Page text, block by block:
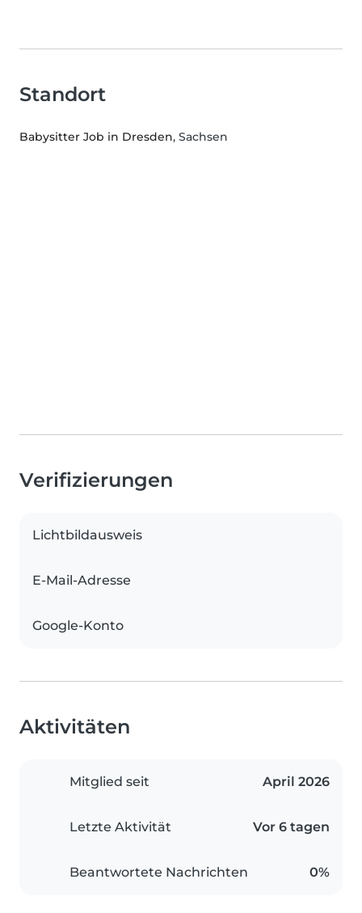
Standort
Babysitter Job in Dresden, Sachsen
Verifizierungen
Lichtbildausweis
E-Mail-Adresse
Google-Konto
Aktivitäten
Mitglied seit April 2026
Letzte Aktivität Vor 6 tagen
Beantwortete Nachrichten 0%